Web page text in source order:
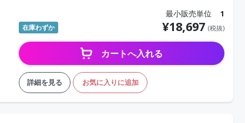
最小販売単位 1
在庫わずか ¥18,697 (税抜)
カートへ入れる
詳細を見る お気に入りに追加